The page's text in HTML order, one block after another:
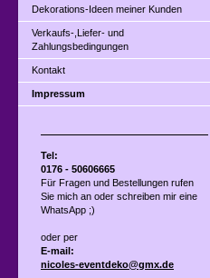
Dekorations-Ideen meiner Kunden
Verkaufs-,Liefer- und
Zahlungsbedingungen
Kontakt
Impressum
Tel:
0176 - 50606665
Für Fragen und Bestellungen rufen
Sie mich an oder schreiben mir eine
WhatsApp ;)
oder per
E-mail:
nicoles-eventdeko@gmx.de